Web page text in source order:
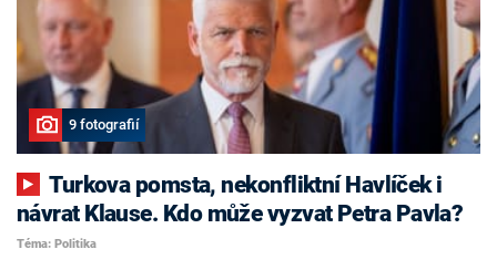
9 fotografií
Turkova pomsta, nekonfliktní Havlíček i
návrat Klause. Kdo může vyzvat Petra Pavla?
Téma: Politika